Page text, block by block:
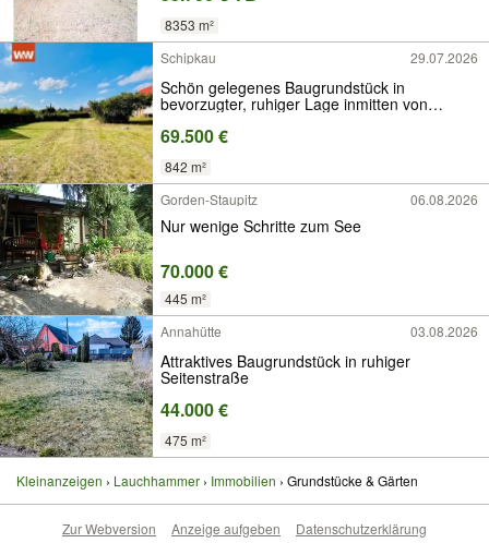
8353 m²
Schipkau
29.07.2026
Schön gelegenes Baugrundstück in
bevorzugter, ruhiger Lage inmitten von
Schipkau
69.500 €
842 m²
Gorden-Staupitz
06.08.2026
Nur wenige Schritte zum See
70.000 €
445 m²
Annahütte
03.08.2026
Attraktives Baugrundstück in ruhiger
Seitenstraße
44.000 €
475 m²
Kleinanzeigen Lauchhammer Immobilien Grundstücke & Gärten
Zur Webversion Anzeige aufgeben Datenschutzerklärung